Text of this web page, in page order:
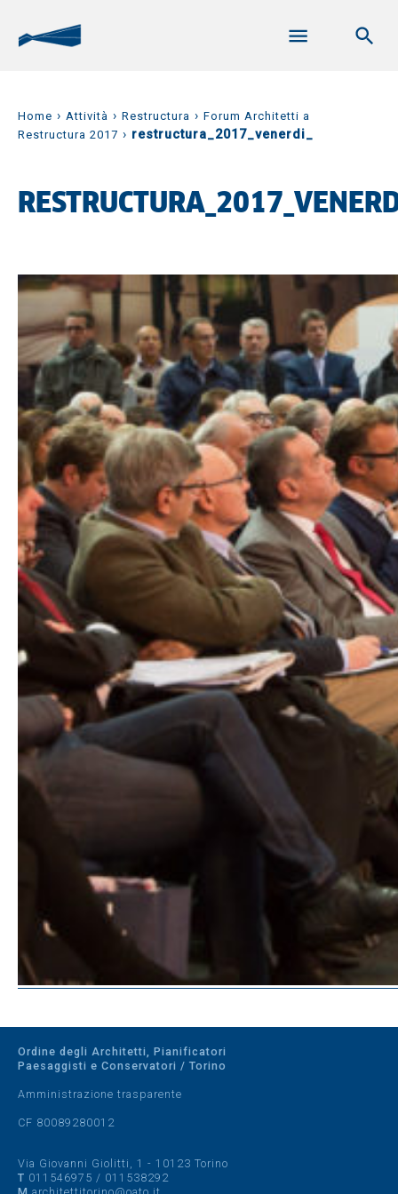
Home › Attività › Restructura › Forum Architetti a
Restructura 2017 › restructura_2017_venerdi_
Ordine degli Architetti, Pianificatori
Paesaggisti e Conservatori / Torino
Amministrazione trasparente
CF 80089280012
Via Giovanni Giolitti, 1 - 10123 Torino
T 011546975 / 011538292